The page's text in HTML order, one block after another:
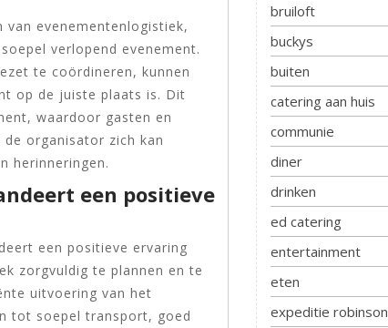
evenementenlogistiek,
verlopend evenement.
te coördineren, kunnen
op de juiste plaats is. Dit
waardoor gasten en
organisator zich kan
herinneringen.
een positieve
een positieve ervaring
zorgvuldig te plannen en te
uitvoering van het
tot soepel transport, goed
bruiloft
buckys
buiten
catering aan huis
communie
diner
drinken
ed catering
entertainment
eten
expeditie robinson